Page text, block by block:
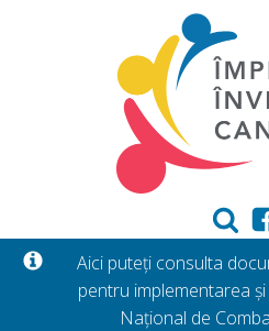
Aici puteți consulta
pentru implementarea
Național de